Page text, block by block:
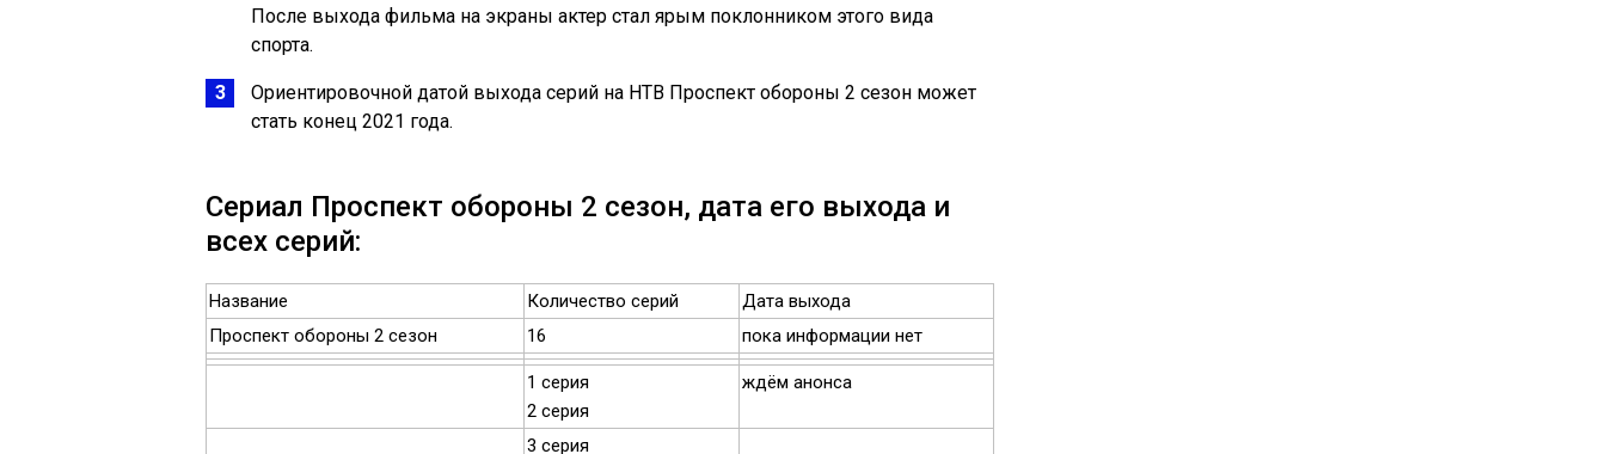
После выхода фильма на экраны актер стал ярым поклонником этого вида
спорта.
Ориентировочной датой выхода серий на НТВ Проспект обороны 2 сезон может
стать конец 2021 года.
Сериал Проспект обороны 2 сезон, дата его выхода и
всех серий:
Название Количество серий
Дата выхода
Проспект обороны 2 сезон
16 пока информации нет
1 серия
2 серия
ждём анонса
3 серия